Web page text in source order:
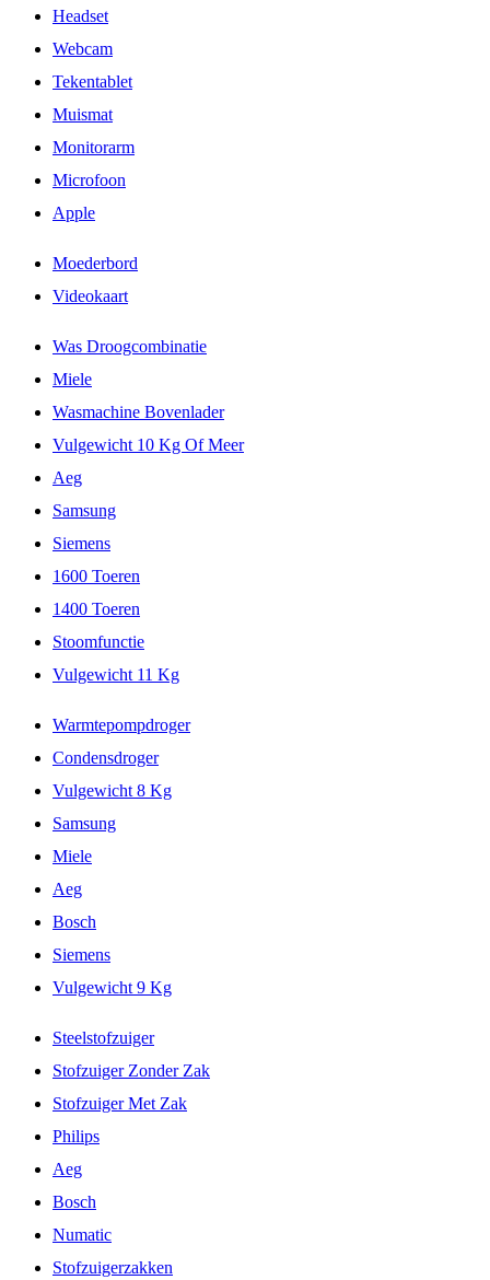
Headset
Webcam
Tekentablet
Muismat
Monitorarm
Microfoon
Apple
Moederbord
Videokaart
Was Droogcombinatie
Miele
Wasmachine Bovenlader
Vulgewicht 10 Kg Of Meer
Aeg
Samsung
Siemens
1600 Toeren
1400 Toeren
Stoomfunctie
Vulgewicht 11 Kg
Warmtepompdroger
Condensdroger
Vulgewicht 8 Kg
Samsung
Miele
Aeg
Bosch
Siemens
Vulgewicht 9 Kg
Steelstofzuiger
Stofzuiger Zonder Zak
Stofzuiger Met Zak
Philips
Aeg
Bosch
Numatic
Stofzuigerzakken